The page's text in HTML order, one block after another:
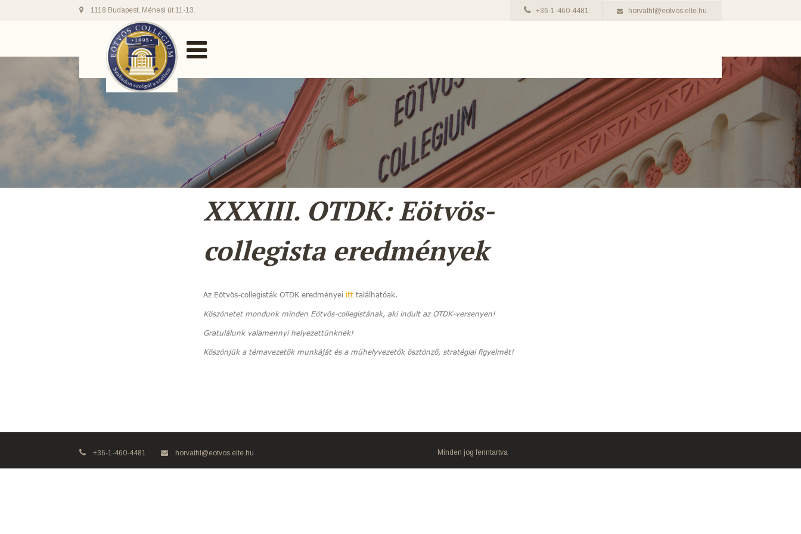
1118 Budapest, Ménesi út 11-13. +36-1-460-4481 horvathl@eotvos.elte.hu
XXXIII. OTDK: Eötvös-
collegista eredmények
Az Eötvös-collegisták OTDK eredményei itttalálhatóak.
Köszönetet mondunk minden Eötvös-collegistának, aki indult az OTDK-versenyen!
Gratulálunk valamennyi helyezettünknek!
Köszönjük a témavezetők munkáját és a műhelyvezetők ösztönző, stratégiai figyelmét!
+36-1-460-4481 horvathl@eotvos.elte.hu Minden jog fenntartva